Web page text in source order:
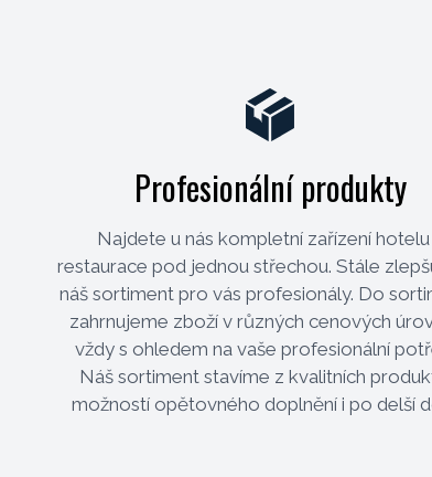
Profesionální produkty
Najdete u nás kompletní zařízení hotelu
restaurace pod jednou střechou. Stále
náš sortiment pro vás profesionály. Do
zahrnujeme zboží v různých cenových
vždy s ohledem na vaše profesionální
Náš sortiment stavíme z kvalitních
možností opětovného doplnění i po delší